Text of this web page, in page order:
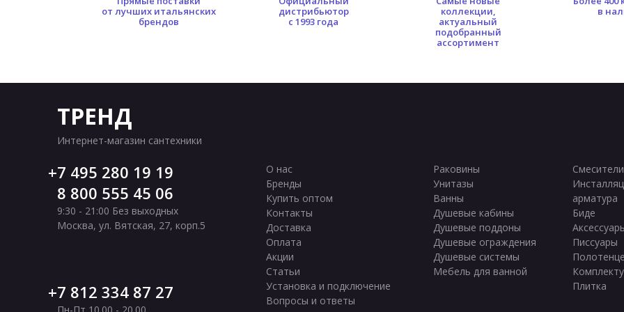
Подвесные унитазы Uni-Flow
от лучших итальянских
брендов
дистрибьютор
с 1993 года
коллекции,
актуальный
подобранный
ассортимент
в
ТРЕНД
Интернет-магазин сантехники
7 495 280 19 19
8 800 555 45 06
9:30 - 21:00 Без выходных
Москва, ул. Вятская, 27, корп.5
7 812 334 87 27
Пн-Пт 10.00 - 20.00
О нас
Бренды
Купить оптом
Контакты
Доставка
Оплата
Акции
Статьи
Установка и подключение
Вопросы и ответы
Раковины
Унитазы
Ванны
Душевые кабины
Душевые поддоны
Душевые ограждения
Душевые системы
Мебель для ванной
Смесители
арматура
Биде
Писсуары
Плитка